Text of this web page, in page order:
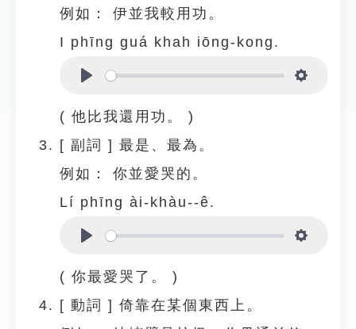
例如：
伊並我較用功。
I phīng guá khah iōng-kong.
( 他比我還用功。 )
[ 副詞 ] 最是、最為。
例如：
你並愛哭的。
Lí phīng ài-khàu--ê.
( 你最愛哭了。 )
[ 動詞 ] 倚靠在某個東西上。